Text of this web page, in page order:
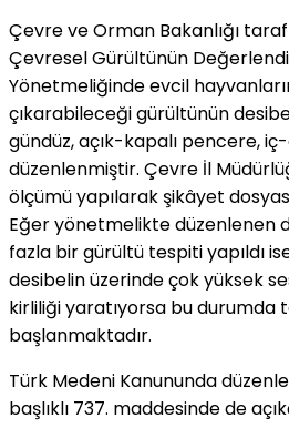
Çevre ve Orman Bakanlığı
Çevresel Gürültünün
Yönetmeliğinde evcil
çıkarabileceği gürültünün
gündüz, açık-kapalı pencere,
düzenlenmiştir. Çevre İl
ölçümü yapılarak şikâyet
Eğer yönetmelikte düzenlenen
fazla bir gürültü tespiti yapıldı
desibelin üzerinde çok yüksek
kirliliği yaratıyorsa bu durumda
başlanmaktadır.
Türk Medeni Kanununda
başlıklı 737. maddesinde de